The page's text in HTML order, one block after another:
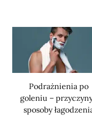
Podrażnienia po
goleniu –
sposoby